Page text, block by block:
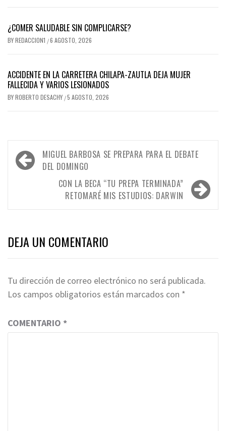
¿COMER SALUDABLE SIN COMPLICARSE?
BYREDACCION1 /6 AGOSTO, 2026
ACCIDENTE EN LA CARRETERA CHILAPA-ZAUTLA DEJA MUJER
FALLECIDA Y VARIOS LESIONADOS
BYROBERTO DESACHY /5 AGOSTO, 2026
Navegación
de
entradas
MIGUEL BARBOSA SE PREPARA PARA EL DEBATE
DEL DOMINGO
CON LA BECA “TU PREPA TERMINADA”
RETOMARÉ MIS ESTUDIOS: DARWIN
DEJA UN COMENTARIO
Tu dirección de correo electrónico no será publicada.
Los campos obligatorios están marcados con *
COMENTARIO *